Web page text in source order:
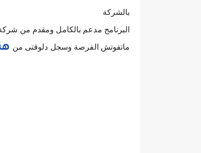
بالشركة
البرنامج مدعم بالكامل ومقدم من شركة
ماتفوتش الفرصة وسجل دلوقتى من